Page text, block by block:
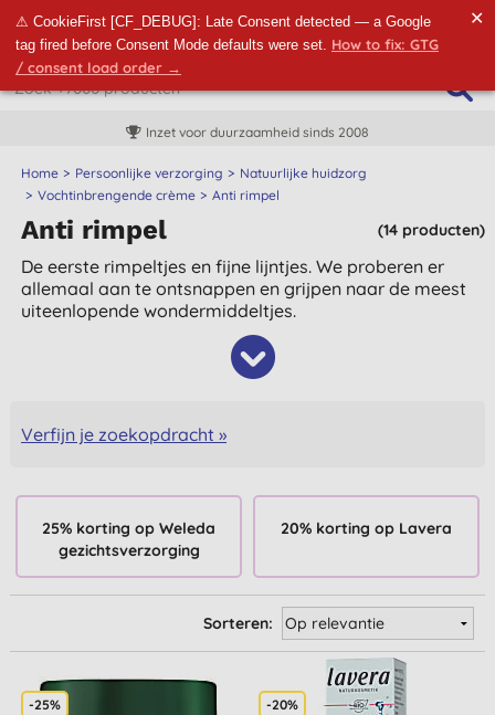
⚠ CookieFirst [CF_DEBUG]: Late Consent detected — a Google
tag fired before Consent Mode defaults were set. How to fix: GTG
/ consent load order →
✕
Inzet voor duurzaamheid sinds 2008
Home Persoonlijke verzorging
Natuurlijke huidzorg
Vochtinbrengende crème
Anti rimpel
(14 producten)
Anti rimpel
De eerste rimpeltjes en fijne lijntjes. We proberen er
allemaal aan te ontsnappen en grijpen naar de meest
uiteenlopende wondermiddeltjes.
Verfijn je zoekopdracht »
25% korting op Weleda
gezichtsverzorging
20% korting op Lavera
Sorteren:
-25% -20%